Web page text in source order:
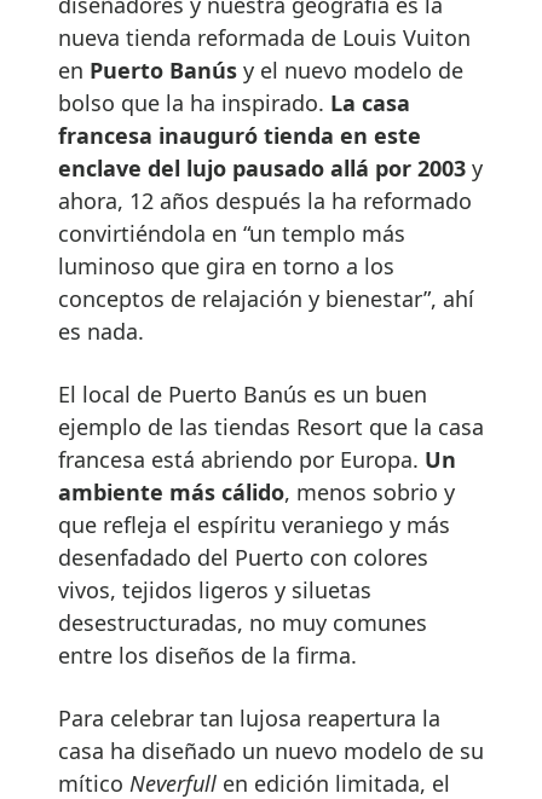
nueva tienda reformada de Louis Vuiton
en Puerto Banús y el nuevo modelo de
bolso que la ha inspirado. La casa
francesa inauguró tienda en este
enclave del lujo pausado allá por 2003 y
ahora, 12 años después la ha reformado
convirtiéndola en “un templo más
luminoso que gira en torno a los
conceptos de relajación y bienestar”, ahí
es nada.
El local de Puerto Banús es un buen
ejemplo de las tiendas Resort que la casa
francesa está abriendo por Europa. Un
ambiente más cálido, menos sobrio y
que refleja el espíritu veraniego y más
desenfadado del Puerto con colores
vivos, tejidos ligeros y siluetas
desestructuradas, no muy comunes
entre los diseños de la firma.
Para celebrar tan lujosa reapertura la
casa ha diseñado un nuevo modelo de su
mítico Neverfull en edición limitada, el